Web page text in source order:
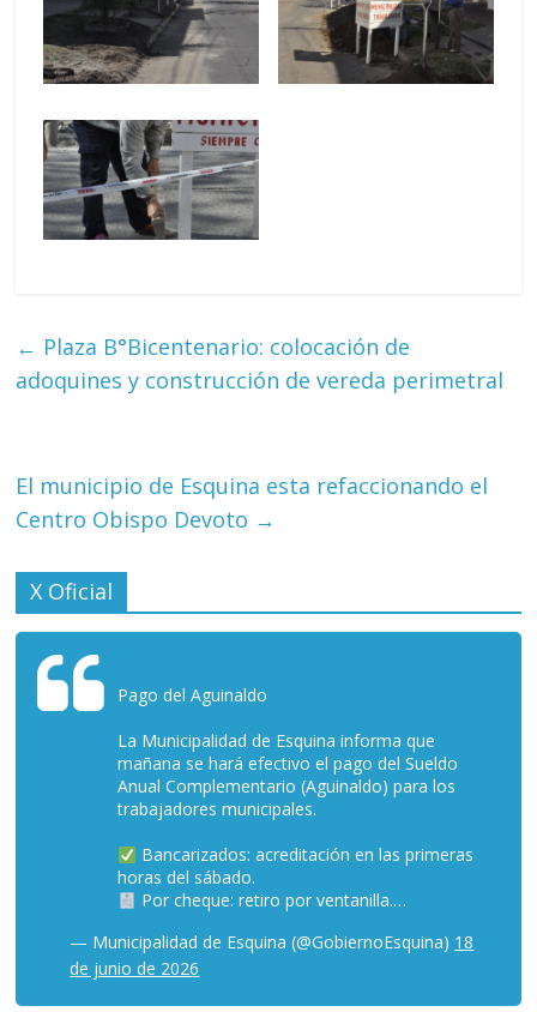
← Plaza B°Bicentenario: colocación de
adoquines y construcción de vereda perimetral
El municipio de Esquina esta refaccionando el
Centro Obispo Devoto →
X Oficial
Pago del Aguinaldo
La Municipalidad de Esquina informa que
mañana se hará efectivo el pago del Sueldo
Anual Complementario (Aguinaldo) para los
trabajadores municipales.
Bancarizados: acreditación en las primeras
horas del sábado.
Por cheque: retiro por ventanilla.…
— Municipalidad de Esquina (@GobiernoEsquina) 18
de junio de 2026